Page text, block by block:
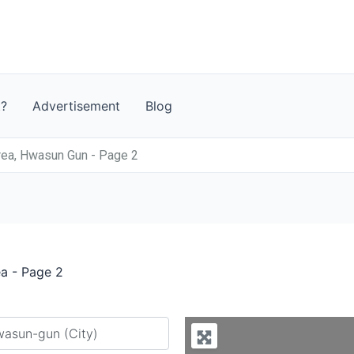
Advertisement Blog
Hwasun Gun - Page 2
- Page 2
city or country